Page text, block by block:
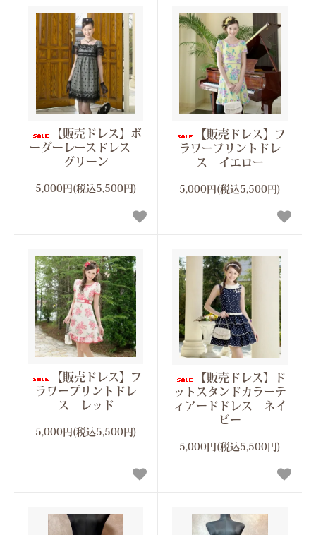
【販売ドレス】ボ
ーダーレースドレス
グリーン
5,000円(税込5,500円)
【販売ドレス】フ
ラワープリントドレ
ス イエロー
5,000円(税込5,500円)
【販売ドレス】フ
ラワープリントドレ
ス レッド
5,000円(税込5,500円)
【販売ドレス】ド
ットスタンドカラーテ
ィアードドレス ネイ
ビー
5,000円(税込5,500円)